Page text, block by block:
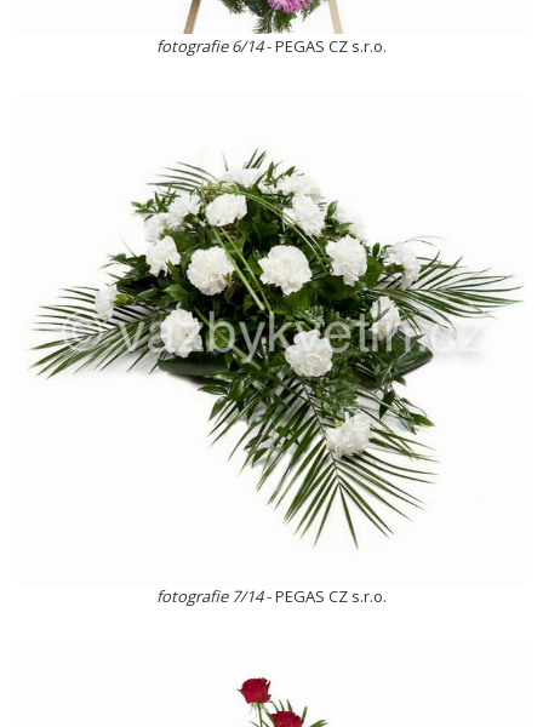
fotografie 6/14- PEGAS CZ s.r.o.
fotografie 7/14- PEGAS CZ s.r.o.